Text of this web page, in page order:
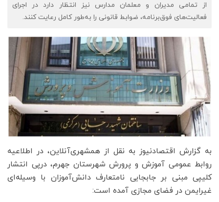
از تمامی مدیران و معلمان مدارس نیز انتظار دارد در اجرای
فعالیت‌های فوق‌برنامه، ضوابط قانونی را به‌طور کامل رعایت کنند.
به گزارش اقتصادنیوز به نقل از همشهری‌آنلاین، در اطلاعیه
روابط عمومی آموزش و پرورش شهرستان جهرم، درپی انتشار
کلیپی مبنی بر جابجایی نامتعارف دانش‌آموزان با وسیله‌ای
غیرایمن در فضای مجازی آمده است: